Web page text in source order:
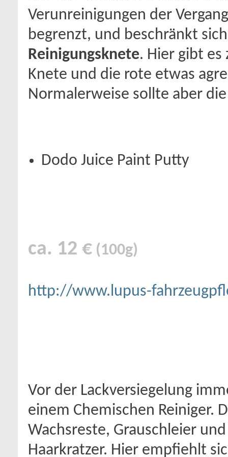
Verunreinigungen der
begrenzt, und beschränkt
Reinigungsknete. Hier gibt
Knete und die rote etwas
Normalerweise sollte aber
Dodo Juice Paint Putty
ca. 12 € (100g)
http://www.lupus-
Vor der Lackversiegelung
einem Chemischen Reiniger.
Wachsreste, Grauschleier
Haarkratzer. Hier empfiehlt